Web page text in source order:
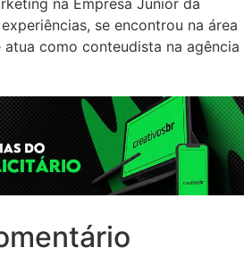
na Empresa Júnior da
se encontrou na área
como conteudista na agência